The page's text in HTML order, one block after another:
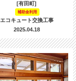
[有田町]
補助金利用
エコキュート交換工事
2025.04.18